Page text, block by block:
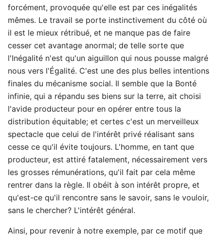
forcément, provoquée qu'elle est par ces inégalités
mêmes. Le travail se porte instinctivement du côté où
il est le mieux rétribué, et ne manque pas de faire
cesser cet avantage anormal; de telle sorte que
l'Inégalité n'est qu'un aiguillon qui nous pousse malgré
nous vers l'Égalité. C'est une des plus belles intentions
finales du mécanisme social. Il semble que la Bonté
infinie, qui a répandu ses biens sur la terre, ait choisi
l'avide producteur pour en opérer entre tous la
distribution équitable; et certes c'est un merveilleux
spectacle que celui de l'intérêt privé réalisant sans
cesse ce qu'il évite toujours. L'homme, en tant que
producteur, est attiré fatalement, nécessairement vers
les grosses rémunérations, qu'il fait par cela même
rentrer dans la règle. Il obéit à son intérêt propre, et
qu'est-ce qu'il rencontre sans le savoir, sans le vouloir,
sans le chercher? L'intérêt général.
Ainsi, pour revenir à notre exemple, par ce motif que